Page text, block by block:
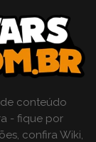
de conteúdo
- fique por
confira Wiki,